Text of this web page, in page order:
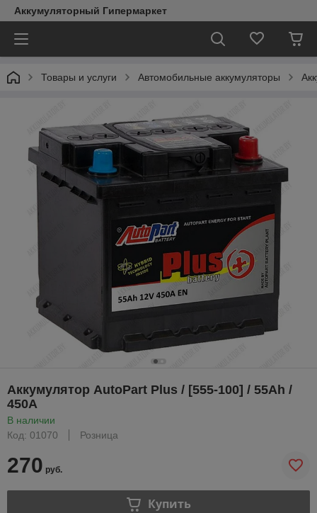
Аккумуляторный Гипермаркет
Товары и услуги Автомобильные аккумуляторы
Аккумулятор AutoPart Plus / [555-100] / 55Ah /
450А
В наличии
Код: 01070
Розница
270 руб.
Купить